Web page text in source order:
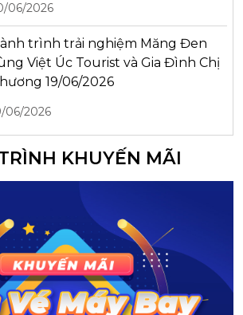
06/2026
trình trải nghiệm Măng Đen
Việt Úc Tourist và Gia Đình Chị
19/06/2026
06/2026
KHUYẾN MÃI